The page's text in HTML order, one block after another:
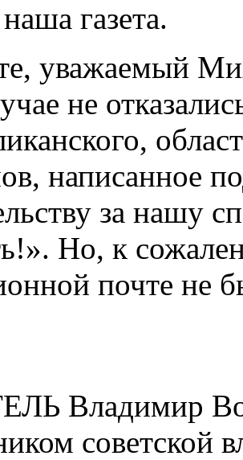
газета.
уважаемый
не
написанное
за нашу
Но, к
почте не
Владимир
советской